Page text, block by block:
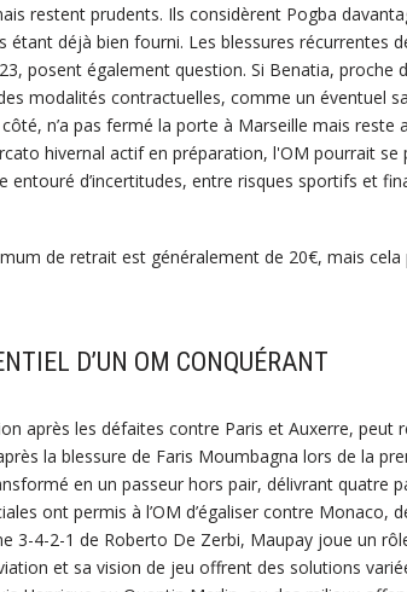
restent prudents. Ils considèrent Pogba
déjà bien fourni. Les blessures récurrentes
posent également question. Si Benatia, proche
modalités contractuelles, comme un éventuel
n’a pas fermé la porte à Marseille mais reste
hivernal actif en préparation, l'OM pourrait se
d’incertitudes, entre risques sportifs et
de retrait est généralement de 20€, mais cela
D’UN OM CONQUÉRANT
après les défaites contre Paris et Auxerre, peut
la blessure de Faris Moumbagna lors de la
en un passeur hors pair, délivrant quatre
ont permis à l’OM d’égaliser contre Monaco,
3-4-2-1 de Roberto De Zerbi, Maupay joue un
et sa vision de jeu offrent des solutions